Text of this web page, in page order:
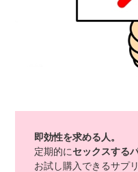
即効性を求める人。
定期的にセックスする
お試し購入できるサプ